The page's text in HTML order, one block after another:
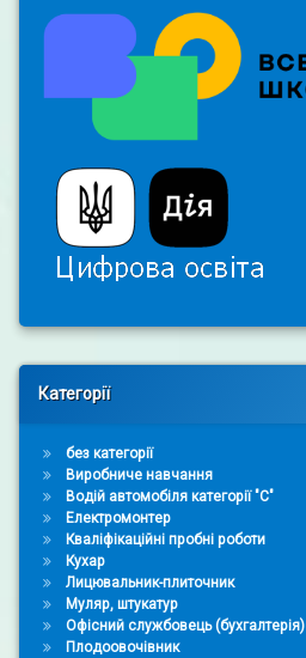
Right Sidebar
Категорії
без категорії
Виробниче навчання
Водій автомобіля категорії "С"
Електромонтер
Кваліфікаційні пробні роботи
Кухар
Лицювальник-плиточник
Муляр, штукатур
Офісний службовець (бухгалтерія)
Плодоовочівник